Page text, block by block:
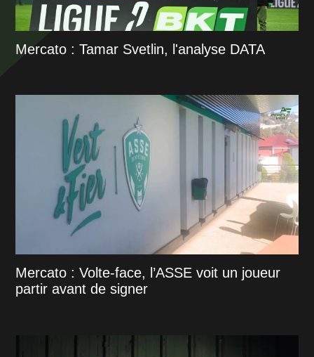
Mercato : Tamar Svetlin, l'analyse DATA
Mercato : Volte-face, l’ASSE voit un joueur
partir avant de signer